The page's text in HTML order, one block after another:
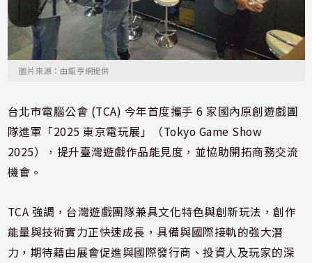
圖片來源：由鉅亨網提供
台北市電腦公會 (TCA) 今年首度攜手 6 家國內原創遊戲團
隊進軍「2025 東京電玩展」（Tokyo Game Show
2025），提升臺灣遊戲作品能見度，並協助開拓商務交流
機會。
TCA 強調，台灣遊戲團隊兼具文化特色與創新玩法，創作
能量與技術實力正快速成長，具備與國際接軌的強大潛
力，期待藉由展會促進與國際發行商、投資人及玩家的深